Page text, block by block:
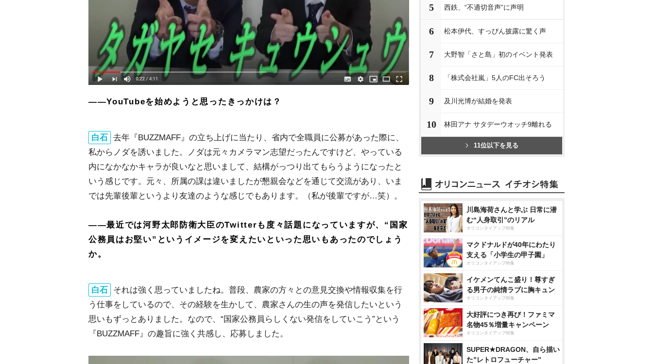
――YouTubeを始めようと思ったきっかけは？
白石
去年『BUZZMAFF』の立ち上げに当たり、省内で全職員に公募があった際に、
私からノダを誘いました。ノダは元々カメラマン志望だったんですけど、やっている
内になかなかキャラが良いなと思いまして、結構がっつり出てもらうようになったと
いう感じです。元々、所属の課は違いましたが懇親会などを通じて交流があり、いま
では先輩後輩というより友達のような感じでもあります。（私が後輩ですが…笑）。
――最近では河野太郎防衛大臣のTwitterも度々話題になっていますが、“国家
公務員はお堅い”というイメージを変えたいといった思いもあったのでしょう
か。
白石
それは強く思っていましたね。普段、農家の方々との意見交換や情報収集を行
う仕事をしているので、その経験を生かして、農家さんの生の声を発信したいという
思いもずっとありました。なので、“国家公務員らしくない発信をしていこう”という
『BUZZMAFF』の趣旨に強く共感し、応募しました。
5 西鉄、“不適切音声”に声明
6 松本伊代、すっぴん披露に驚く声
7 大野智「さと島」初のイベント発表
8 「株式会社嵐」5人のFC出そろう
9 及川光博が結婚を発表
10 林田アナ サタデーウオッチ9離れる
11位以下を見る
川島海荷さんと学ぶ 日常に潜
む“人身取引”のリアル
オリコンタイアップ特集
マクドナルドが40年にわたり
支える「小学生の甲子園」
オリコンタイアップ特集
イケメンてんこ盛り！尊すぎ
る男子の純情ラブに胸キュン
オリコンタイアップ特集
大好評につき再び！ファミマ
名物45％増量キャンペーン
オリコンタイアップ特集
SUPER★DRAGON、自ら描い
た”レトロフューチャー”